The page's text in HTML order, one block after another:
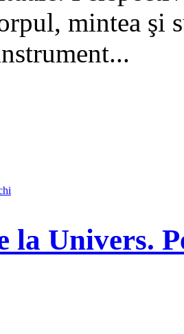
mintea şi
la Univers.